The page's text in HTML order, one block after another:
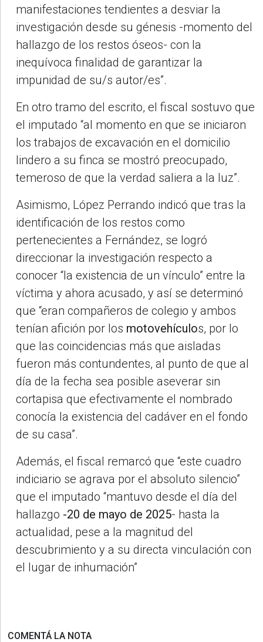
manifestaciones tendientes a desviar la
investigación desde su génesis -momento del
hallazgo de los restos óseos- con la
inequívoca finalidad de garantizar la
impunidad de su/s autor/es”.
En otro tramo del escrito, el fiscal sostuvo que
el imputado “al momento en que se iniciaron
los trabajos de excavación en el domicilio
lindero a su finca se mostró preocupado,
temeroso de que la verdad saliera a la luz”.
Asimismo, López Perrando indicó que tras la
identificación de los restos como
pertenecientes a Fernández, se logró
direccionar la investigación respecto a
conocer “la existencia de un vínculo” entre la
víctima y ahora acusado, y así se determinó
que “eran compañeros de colegio y ambos
tenían afición por los motovehículos, por lo
que las coincidencias más que aisladas
fueron más contundentes, al punto de que al
día de la fecha sea posible aseverar sin
cortapisa que efectivamente el nombrado
conocía la existencia del cadáver en el fondo
de su casa”.
Además, el fiscal remarcó que “este cuadro
indiciario se agrava por el absoluto silencio”
que el imputado “mantuvo desde el día del
hallazgo -20 de mayo de 2025- hasta la
actualidad, pese a la magnitud del
descubrimiento y a su directa vinculación con
el lugar de inhumación”
COMENTÁ LA NOTA